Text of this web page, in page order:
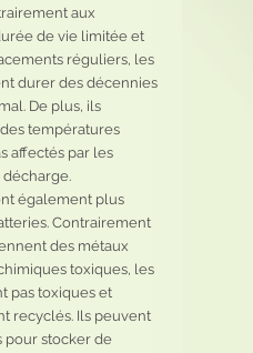
aux
de vie limitée et
réguliers, les
durer des décennies
De plus, ils
températures
affectés par les
également plus
Contrairement
des métaux
toxiques, les
pas toxiques et
recyclés. Ils peuvent
pour stocker de